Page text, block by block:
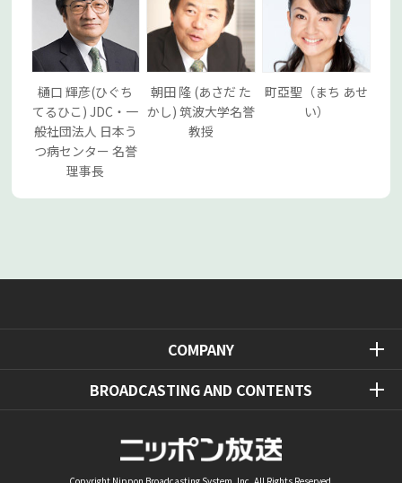
樋口 輝彦(ひぐち
てるひこ) JDC・一
般社団法人 日本う
つ病センター 名誉
理事長
朝田 隆 (あさだ た
かし) 筑波大学名誉
教授
町亞聖（まち あせ
い）
COMPANY
BROADCASTING AND CONTENTS